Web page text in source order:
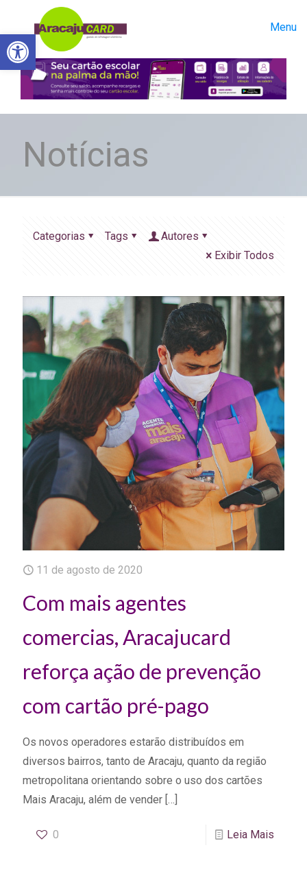
Abrir a barra de ferramentas
Menu
Notícias
Categorias Tags
Autores
Exibir Todos
11 de agosto de 2020
Com mais agentes
comercias, Aracajucard
reforça ação de prevenção
com cartão pré-pago
Os novos operadores estarão distribuídos em
diversos bairros, tanto de Aracaju, quanto da região
metropolitana orientando sobre o uso dos cartões
Mais Aracaju, além de vender […]
0 Leia Mais